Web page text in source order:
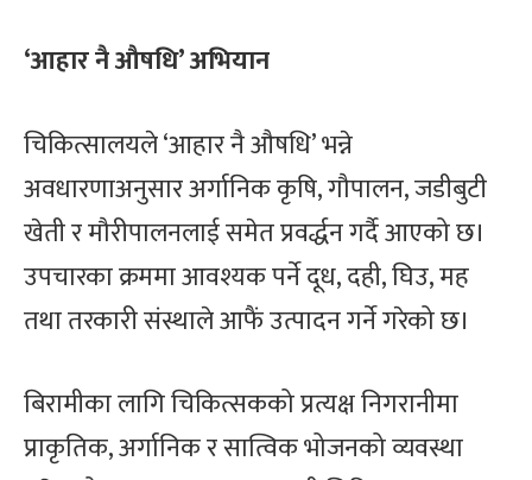
‘आहार नै औषधि’ अभियान
चिकित्सालयले ‘आहार नै औषधि’ भन्ने
अवधारणाअनुसार अर्गानिक कृषि, गौपालन, जडीबुटी
खेती र मौरीपालनलाई समेत प्रवर्द्धन गर्दै आएको छ।
उपचारका क्रममा आवश्यक पर्ने दूध, दही, घिउ, मह
तथा तरकारी संस्थाले आफैं उत्पादन गर्ने गरेको छ।
बिरामीका लागि चिकित्सकको प्रत्यक्ष निगरानीमा
प्राकृतिक, अर्गानिक र सात्विक भोजनको व्यवस्था